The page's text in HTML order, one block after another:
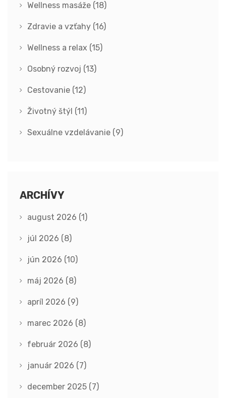
Wellness masáže (18)
Zdravie a vzťahy (16)
Wellness a relax (15)
Osobný rozvoj (13)
Cestovanie (12)
Životný štýl (11)
Sexuálne vzdelávanie (9)
ARCHÍVY
august 2026 (1)
júl 2026 (8)
jún 2026 (10)
máj 2026 (8)
apríl 2026 (9)
marec 2026 (8)
február 2026 (8)
január 2026 (7)
december 2025 (7)